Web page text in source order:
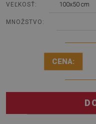
VEĽKOSŤ: 100x50 cm
MNOŽSTVO:
CENA: